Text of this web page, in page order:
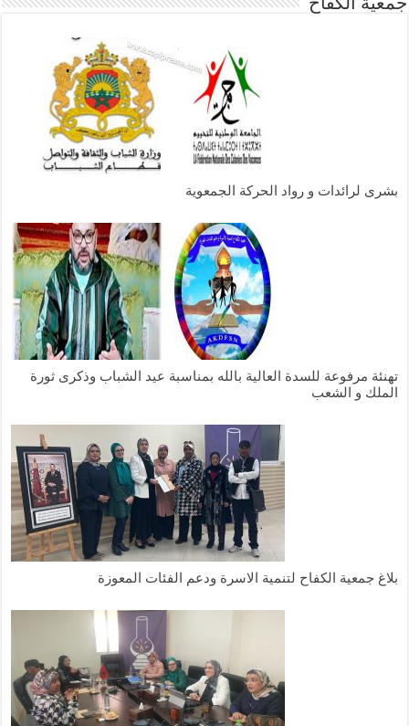
بشرى لرائدات و رواد الحركة الجمعوية
تهنئة مرفوعة للسدة العالية بالله بمناسبة عيد الشباب وذكرى ثورة
الملك و الشعب
بلاغ جمعية الكفاح لتنمية الاسرة ودعم الفئات المعوزة